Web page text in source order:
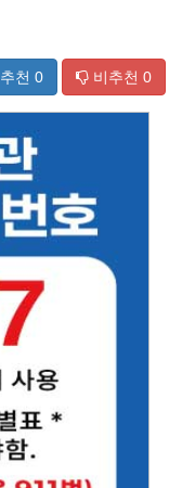
추천 0 비추천 0